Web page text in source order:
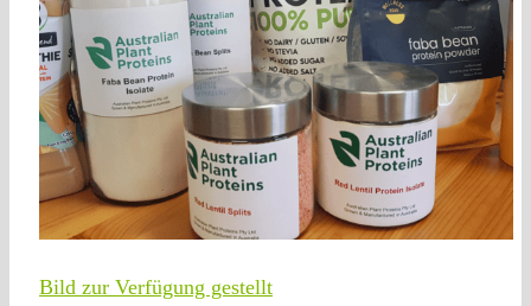
Bild zur Verfügung gestellt